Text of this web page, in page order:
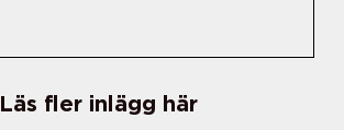
Läs fler inlägg här